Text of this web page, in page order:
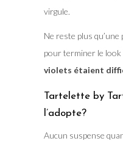
virgule.
Ne reste plus
pour terminer le look
violets étaient
Tartelette by
l’adopte?
Aucun suspense